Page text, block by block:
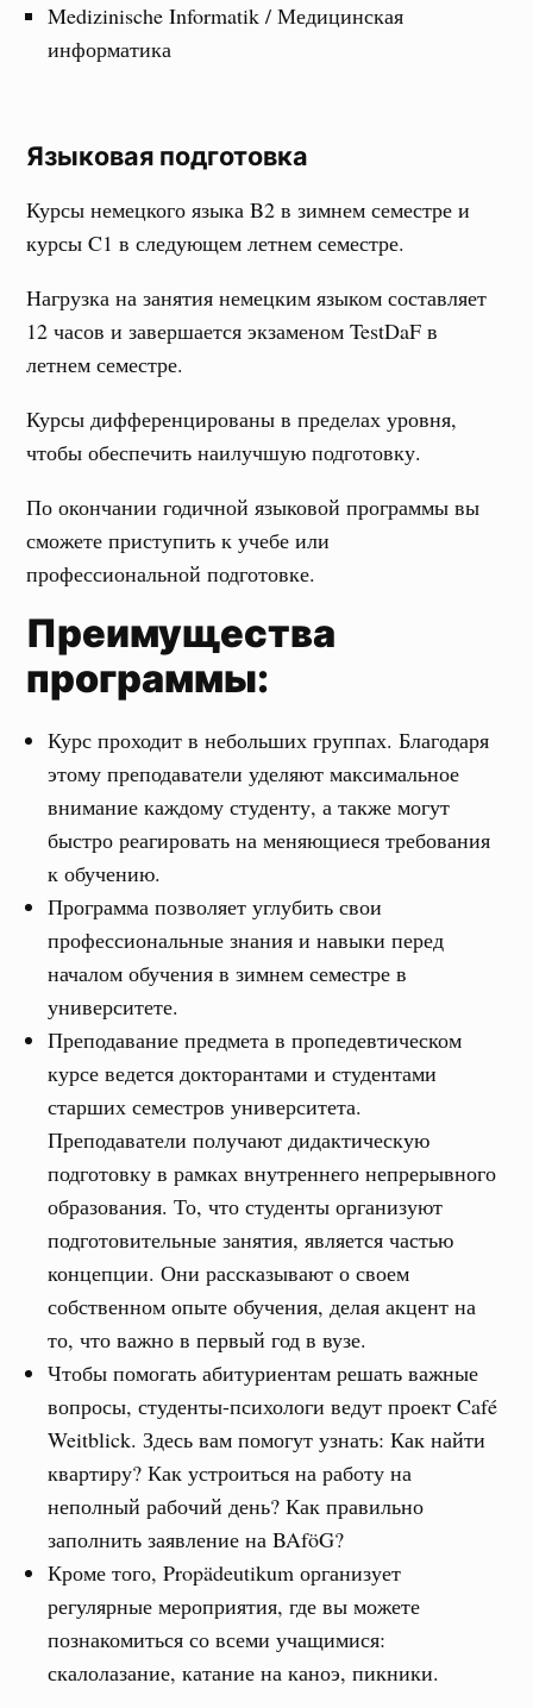
Medizinische Informatik / Медицинская
информатика
Языковая подготовка
Курсы немецкого языка B2 в зимнем семестре и
курсы C1 в следующем летнем семестре.
Нагрузка на занятия немецким языком составляет
12 часов и завершается экзаменом TestDaF в
летнем семестре.
Курсы дифференцированы в пределах уровня,
чтобы обеспечить наилучшую подготовку.
По окончании годичной языковой программы вы
сможете приступить к учебе или
профессиональной подготовке.
Преимущества
программы:
Курс проходит в небольших группах. Благодаря
этому преподаватели уделяют максимальное
внимание каждому студенту, а также могут
быстро реагировать на меняющиеся требования
к обучению.
Программа позволяет углубить свои
профессиональные знания и навыки перед
началом обучения в зимнем семестре в
университете.
Преподавание предмета в пропедевтическом
курсе ведется докторантами и студентами
старших семестров университета.
Преподаватели получают дидактическую
подготовку в рамках внутреннего непрерывного
образования. То, что студенты организуют
подготовительные занятия, является частью
концепции. Они рассказывают о своем
собственном опыте обучения, делая акцент на
то, что важно в первый год в вузе.
Чтобы помогать абитуриентам решать важные
вопросы, студенты-психологи ведут проект Café
Weitblick. Здесь вам помогут узнать: Как найти
квартиру? Как устроиться на работу на
неполный рабочий день? Как правильно
заполнить заявление на BAföG?
Кроме того, Propädeutikum организует
регулярные мероприятия, где вы можете
познакомиться со всеми учащимися:
скалолазание, катание на каноэ, пикники.